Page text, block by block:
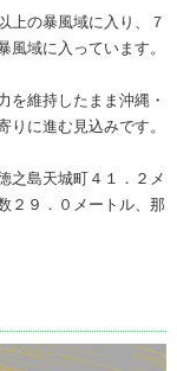
上の暴風域に入り、７
域に入っています。
を維持したまま沖縄・
に進む見込みです。
之島天城町４１．２メ
２９．０メートル、那